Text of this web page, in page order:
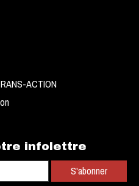
ACTION
infolettre
S'abonner